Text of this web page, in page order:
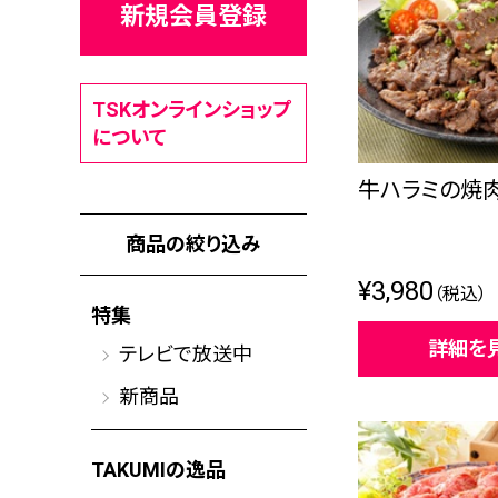
新規会員登録
TSKオンラインショップ
について
商品の絞り込み
特集
テレビで放送中
新商品
TAKUMIの逸品
牛ハラミの焼
¥3,980 （税込）
詳細を